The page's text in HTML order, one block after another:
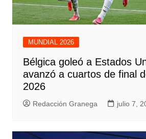
MUNDIAL 2026
Bélgica goleó a Estados
avanzó a cuartos de final
2026
Redacción Granega julio 7,